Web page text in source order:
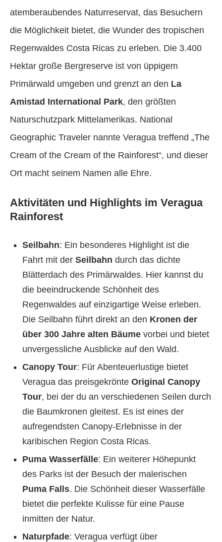
atemberaubendes Naturreservat, das Besuchern
die Möglichkeit bietet, die Wunder des tropischen
Regenwaldes Costa Ricas zu erleben. Die 3.400
Hektar große Bergreserve ist von üppigem
Primärwald umgeben und grenzt an den La
Amistad International Park, den größten
Naturschutzpark Mittelamerikas. National
Geographic Traveler nannte Veragua treffend „The
Cream of the Cream of the Rainforest“, und dieser
Ort macht seinem Namen alle Ehre.
Aktivitäten und Highlights im Veragua
Rainforest
Seilbahn: Ein besonderes Highlight ist die
Fahrt mit der Seilbahn durch das dichte
Blätterdach des Primärwaldes. Hier kannst du
die beeindruckende Schönheit des
Regenwaldes auf einzigartige Weise erleben.
Die Seilbahn führt direkt an den Kronen der
über 300 Jahre alten Bäume vorbei und bietet
unvergessliche Ausblicke auf den Wald.
Canopy Tour: Für Abenteuerlustige bietet
Veragua das preisgekrönte Original Canopy
Tour, bei der du an verschiedenen Seilen durch
die Baumkronen gleitest. Es ist eines der
aufregendsten Canopy-Erlebnisse in der
karibischen Region Costa Ricas.
Puma Wasserfälle: Ein weiterer Höhepunkt
des Parks ist der Besuch der malerischen
Puma Falls. Die Schönheit dieser Wasserfälle
bietet die perfekte Kulisse für eine Pause
inmitten der Natur.
Naturpfade: Veragua verfügt über